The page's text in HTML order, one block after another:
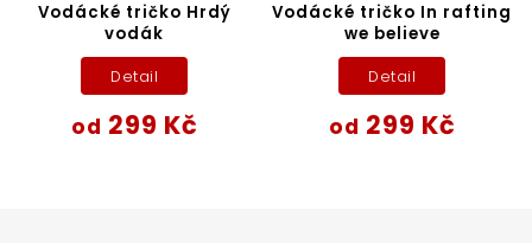
Vodácké tričko Hrdý
vodák
od 299 Kč
Detail
Vodácké tričko In rafting
we believe
od 299 Kč
Detail